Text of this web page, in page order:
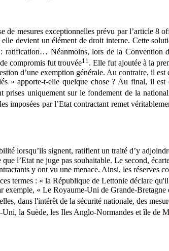
de mesures exceptionnelles prévu par l’article
devient un élément de droit interne. Cette
ratification… Néanmoins, lors de la Convention
compromis fut trouvée11 . Elle fut ajoutée à la
d’une exemption générale. Au contraire, il
» apporte-t-elle quelque chose ? Au final, il
prises uniquement sur le fondement de la
imposées par l’Etat contractant remet
lorsqu’ils signent, ratifient un traité d’y
l’Etat ne juge pas souhaitable. Le second,
y ont vu une menace. Ainsi, les réserves
termes : « la République de Lettonie déclare
exemple, « Le Royaume-Uni de Grande-
dans l'intérêt de la sécurité nationale, des
la Suède, les Iles Anglo-Normandes et île de